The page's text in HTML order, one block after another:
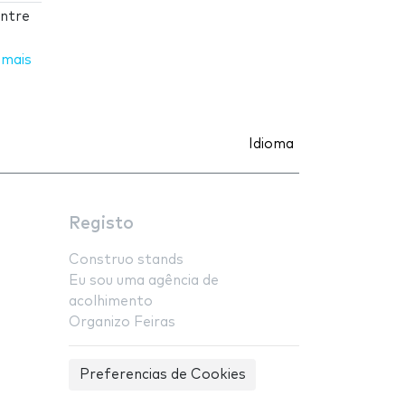
Idioma
Registo
Construo stands
Eu sou uma agência de
acolhimento
Organizo Feiras
Preferencias de Cookies